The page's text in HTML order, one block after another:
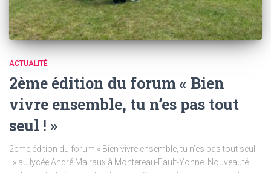
ACTUALITÉ
2ème édition du forum « Bien
vivre ensemble, tu n’es pas tout
seul ! »
2ème édition du forum « Bien vivre ensemble, tu n’es pas tout seul
! » au lycée André Malraux à Montereau-Fault-Yonne. Nouveauté